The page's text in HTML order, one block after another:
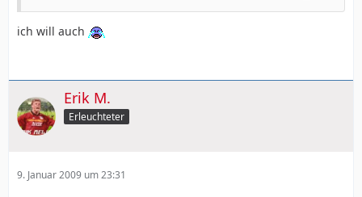
ich will auch
Erik M.
Erleuchteter
9. Januar 2009 um 23:31